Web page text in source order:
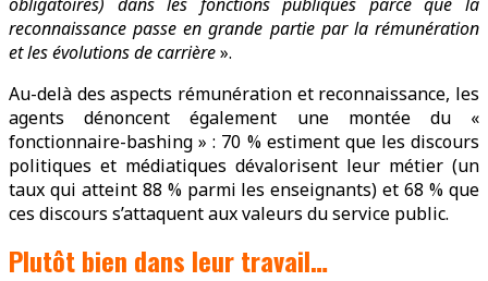
reconnaissance passe en grande partie par la rémunération
et les évolutions de carrière».
Au-delà des aspects rémunération et reconnaissance, les
agents dénoncent également une montée du «
fonctionnaire-bashing » : 70 % estiment que les discours
politiques et médiatiques dévalorisent leur métier (un
taux qui atteint 88 % parmi les enseignants) et 68 % que
ces discours s’attaquent aux valeurs du service public.
Plutôt bien dans leur travail…